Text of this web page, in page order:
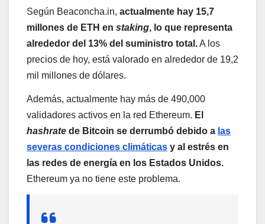
Según Beaconcha.in, actualmente hay 15,7
millones de ETH en staking, lo que representa
alrededor del 13% del suministro total.A los
precios de hoy, está valorado en alrededor de 19,2
mil millones de dólares.
Además, actualmente hay más de 490,000
validadores activos en la red Ethereum. El
hashrate de Bitcoin se derrumbó debido a las
severas condiciones climáticas y al estrés en
las redes de energía en los Estados Unidos.
Ethereum ya no tiene este problema.